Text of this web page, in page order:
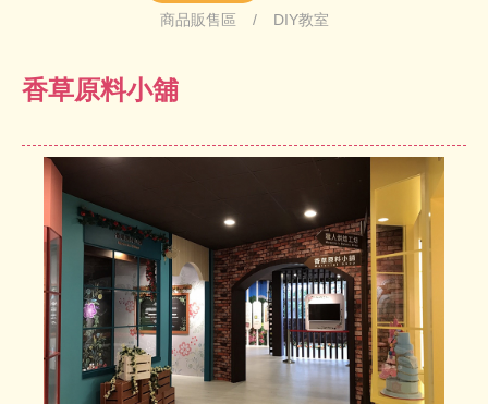
商品販售區
DIY教室
香草原料小舖